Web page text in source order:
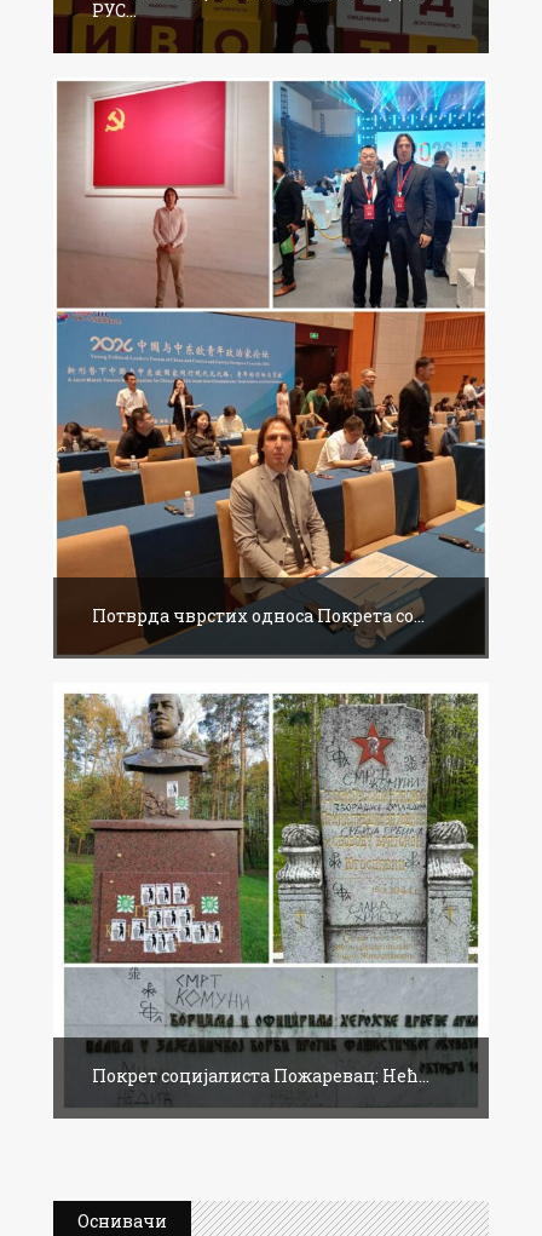
РУС...
Потврда чврстих односа Покрета со...
Покрет социјалиста Пожаревац: Нећ...
Оснивачи